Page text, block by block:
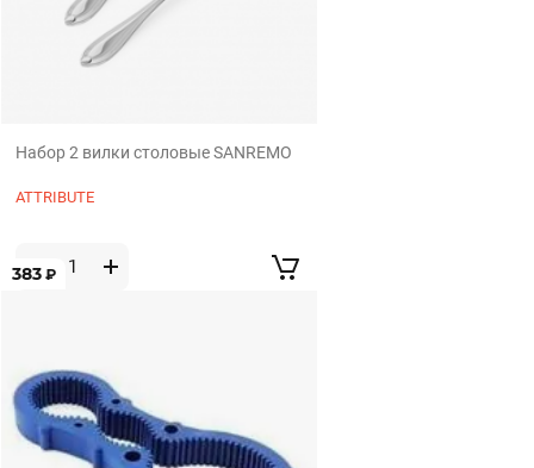
Набор 2 вилки столовые SANREMO
ATTRIBUTE
383 ₽